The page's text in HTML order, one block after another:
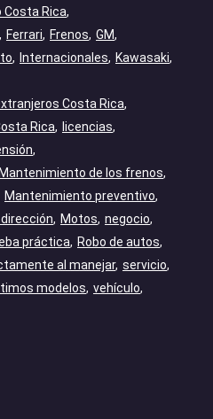
Costa Rica
Ferrari Frenos GM
Internacionales
Kawasaki
Costa Rica
Rica
licencias
Mantenimiento de los frenos
Mantenimiento preventivo
Motos negocio
práctica
Robo de autos
al manejar servicio
modelos vehículo